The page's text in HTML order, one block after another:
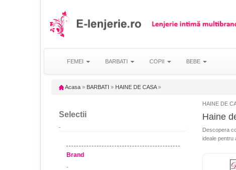
FEMEI BARBATI COPII BEBE
Acasa » BARBATI » HAINE DE CASA »
Selectii
-
Brand
-
HAINE DE
Haine
Descopera
ideale pentru